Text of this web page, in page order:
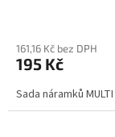
161,16 Kč bez DPH
195 Kč
Sada náramků MULTI